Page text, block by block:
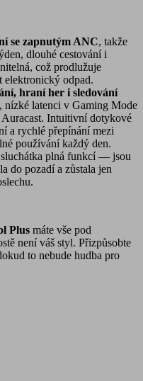
se zapnutým ANC, takže
dlouhé cestování i
což prodlužuje
elektronický odpad.
hraní her i sledování
latenci v Gaming Mode
Intuitivní dotykové
a rychlé přepínání mezi
používání každý den.
plná funkcí — jsou
do pozadí a zůstala jen
Plus máte vše pod
není váš styl. Přizpůsobte
to nebude hudba pro